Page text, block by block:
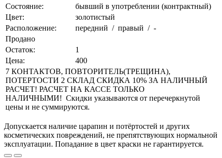
Состояние:
бывший в употреблении (контрактный)
Цвет:
золотистый
Расположение:
передний / правый / -
Продано
Остаток:
1
Цена:
400
7 КОНТАКТОВ, ПОВТОРИТЕЛЬ(ТРЕЩИНА),
ПОТЕРТОСТИ 2 СКЛАД СКИДКА 10% ЗА НАЛИЧНЫЙ
РАСЧЕТ! РАСЧЕТ НА КАССЕ ТОЛЬКО
НАЛИЧНЫМИ! Скидки указываются от перечеркнутой
цены и не суммируются.
Допускается наличие царапин и потёртостей и других
косметических повреждений, не препятствующих нормальной
эксплуатации. Попадание в цвет краски не гарантируется.